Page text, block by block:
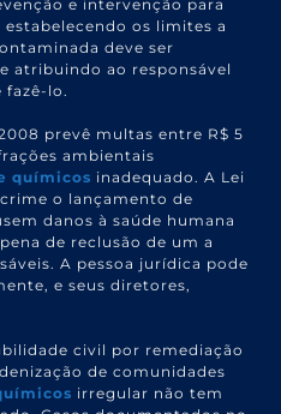
e intervenção para
os limites a
deve ser
atribuindo ao responsável
fazê-lo.
prevê multas entre R$ 5
ambientais
químicos inadequado. A Lei
o lançamento de
danos à saúde humana
de reclusão de um a
A pessoa jurídica pode
e seus diretores,
civil por remediação
de comunidades
irregular não tem